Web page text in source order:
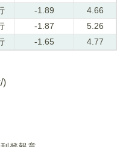
-1.89
4.66
-1.87
5.26
-1.65 4.77
)